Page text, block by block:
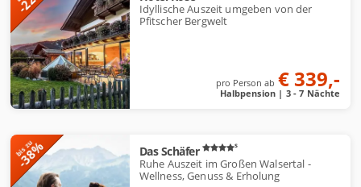
Idyllische Auszeit umgeben von der
Pfitscher Bergwelt
pro Person ab € 339,-
Halbpension | 3 - 7 Nächte
Das Schäfer s
Ruhe Auszeit im Großen Walsertal -
Wellness, Genuss & Erholung
bis zu
-38%